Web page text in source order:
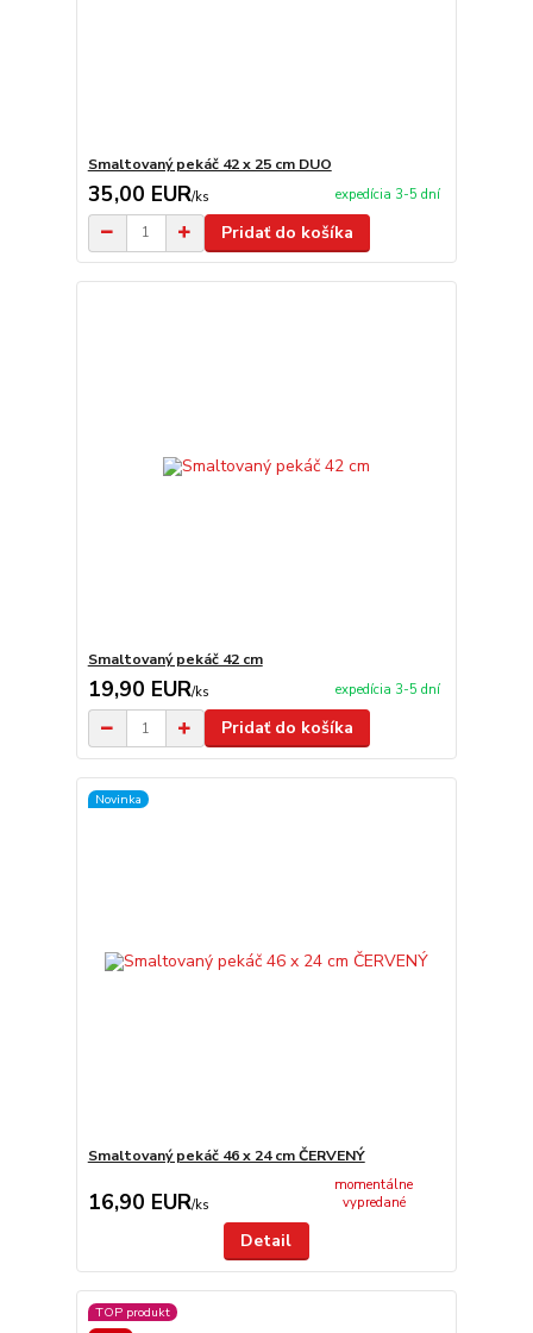
Smaltovaný pekáč 42 x 25 cm DUO
35,00 EUR/ks expedícia 3-5 dní
Pridať do košíka
Smaltovaný pekáč 42 cm
19,90 EUR/ks expedícia 3-5 dní
Pridať do košíka
Novinka
Smaltovaný pekáč 46 x 24 cm ČERVENÝ
16,90 EUR/ks
momentálne
vypredané
Detail
TOP produkt